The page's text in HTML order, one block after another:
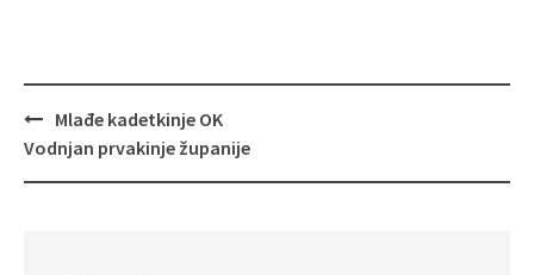
Navigacija
objava
Mlađe kadetkinje OK
Vodnjan prvakinje županije